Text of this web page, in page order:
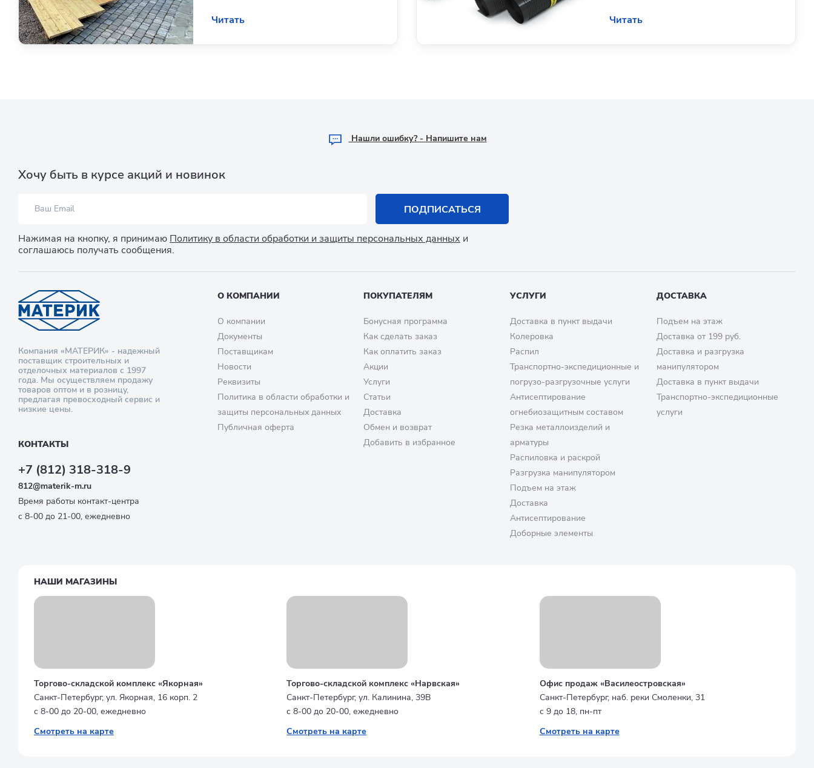
Читать Читать
Hашли ошибку? - Напишите нам
Хочу быть в курсе акций и новинок
ПОДПИСАТЬСЯ
Нажимая на кнопку, я принимаю Политику в области обработки и защиты персональных данных и
соглашаюсь получать сообщения.
Компания «МАТЕРИК» - надежный
поставщик строительных и
отделочных материалов с 1997
года. Мы осуществляем продажу
товаров оптом и в розницу,
предлагая превосходный сервис и
низкие цены.
КОНТАКТЫ
+7 (812) 318-318-9
812@materik-m.ru
Время работы контакт-центра
с 8-00 до 21-00, ежедневно
О КОМПАНИИ
О компании
Документы
Поставщикам
Новости
Реквизиты
Политика в области обработки и
защиты персональных данных
Публичная оферта
ПОКУПАТЕЛЯМ
Бонусная программа
Как сделать заказ
Как оплатить заказ
Акции
Услуги
Статьи
Доставка
Обмен и возврат
Добавить в избранное
УСЛУГИ
Доставка в пункт выдачи
Колеровка
Распил
Транспортно-экспедиционные и
погрузо-разгрузочные услуги
Антисептирование
огнебиозащитным составом
Резка металлоизделий и
арматуры
Распиловка и раскрой
Разгрузка манипулятором
Подъем на этаж
Доставка
Антисептирование
Доборные элементы
ДОСТАВКА
Подъем на этаж
Доставка от 199 руб.
Доставка и разгрузка
манипулятором
Доставка в пункт выдачи
Транспортно-экспедиционные
услуги
НАШИ МАГАЗИНЫ
Торгово-складской комплекс «Якорная»
Санкт-Петербург, ул. Якорная, 16 корп. 2
с 8-00 до 20-00, ежедневно
Смотреть на карте
Торгово-складской комплекс «Нарвская»
Санкт-Петербург, ул. Калинина, 39В
с 8-00 до 20-00, ежедневно
Смотреть на карте
Офис продаж «Василеостровская»
Санкт-Петербург, наб. реки Смоленки, 31
с 9 до 18, пн-пт
Смотреть на карте